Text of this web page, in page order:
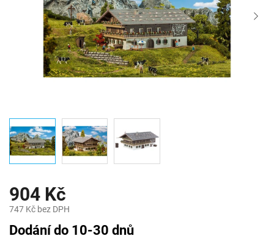
904 Kč
747 Kč bez DPH
Měrná
cena:
Dodání do 10-30 dnů